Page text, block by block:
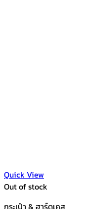
Quick View
Out of stock
กระเป๋า & ฮาร์ดเคส